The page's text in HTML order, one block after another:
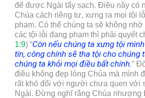
để được Ngài tẩy sạch. Điều nầy có
Chúa cách riêng tư, xưng ra mọi tội
phạm. Có thể chúng ta sẽ không
các tội lỗi đang phạm thì phải quyết
1:9) “Còn nếu chúng ta xưng tội
tín, công chính sẽ tha tội cho chúng
chúng ta khỏi mọi điều bất chính.”
điều không đẹp lòng Chúa mà mình
rất khó đối với người chưa quen với
Ngài. Đừng nghĩ rằng Chúa nhượng